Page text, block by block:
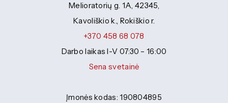
Melioratorių g. 1A, 42345,
Kavoliškio k., Rokiškio r.
+370 458 68 078
Darbo laikas I-V 07:30 – 16:00
Sena svetainė
Įmonės kodas: 190804895